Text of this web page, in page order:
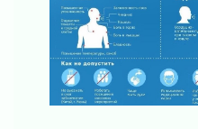
«Активное лето»
02 августа 2026
Ленобласть отметила
регионом и страной
02 августа 2026